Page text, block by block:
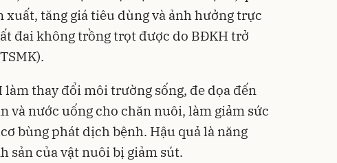
xuất, tăng giá tiêu dùng và ảnh hưởng trực
đai không trồng trọt được do BĐKH trở
làm thay đổi môi trường sống, đe dọa đến
và nước uống cho chăn nuôi, làm giảm sức
bùng phát dịch bệnh. Hậu quả là năng
sản của vật nuôi bị giảm sút.